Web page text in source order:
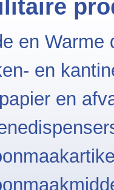
en Warme
en
en